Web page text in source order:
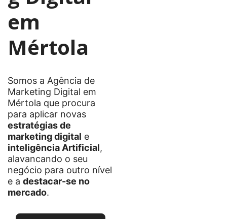
em
Mértola
Somos a Agência de
Marketing Digital em
Mértola que procura
para aplicar novas
estratégias de
marketing digital e
inteligência Artificial,
alavancando o seu
negócio para outro nível
e a destacar-se no
mercado.